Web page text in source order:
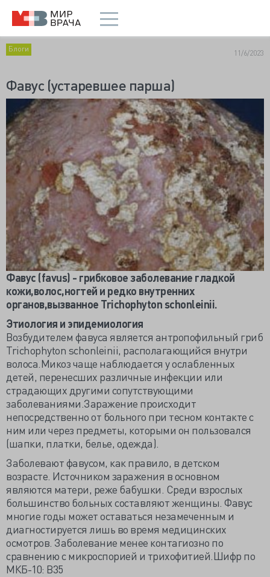
Блоги 11/6/2023
Фавус (устаревшее парша)
Фавус (favus) - грибковое заболевание гладкой
кожи,волос,ногтей и редко внутренних
органов,вызванное Trichophyton schonleinii.
Этиология и эпидемиология
Возбудителем фавуса является антропофильный гриб
Trichophyton schonleinii, располагающийся внутри
волоса.Микоз чаще наблюдается у ослабленных
детей, перенесших различные инфекции или
страдающих другими сопутствующими
заболеваниями.Заражение происходит
непосредственно от больного при тесном контакте с
ним или через предметы, которыми он пользовался
(шапки, платки, белье, одежда).
Заболевают фавусом, как правило, в детском
возрасте. Источником заражения в основном
являются матери, реже бабушки. Среди взрослых
большинство больных составляют женщины. Фавус
многие годы может оставаться незамеченным и
диагностируется лишь во время медицинских
осмотров. Заболевание менее контагиозно по
сравнению с микроспорией и трихофитией.Шифр по
МКБ-10: B35